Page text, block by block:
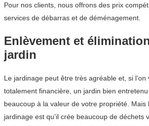
Pour nos clients, nous offrons des prix
services de débarras et de déménagement.
Enlèvement et
jardin
Le jardinage peut être très agréable et, si
totalement financière, un jardin bien
beaucoup à la valeur de votre propriété. Mais
jardinage est qu’il crée beaucoup de déchets